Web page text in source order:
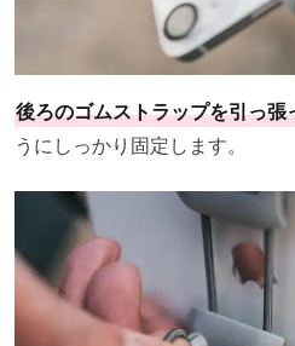
後ろのゴムストラップを引っ張
うにしっかり固定します。